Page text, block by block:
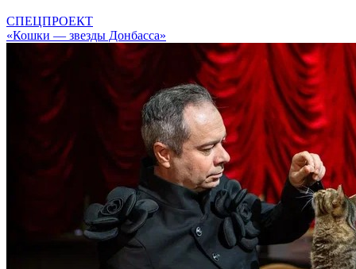
СПЕЦПРОЕКТ
«Кошки — звезды Донбасса»